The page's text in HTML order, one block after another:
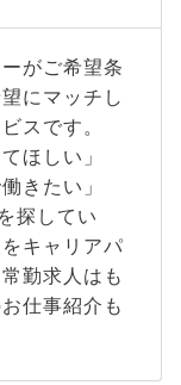
がご希望条
にマッチし
スです。
ほしい」
きたい」
探してい
キャリアパ
勤求人はも
仕事紹介も